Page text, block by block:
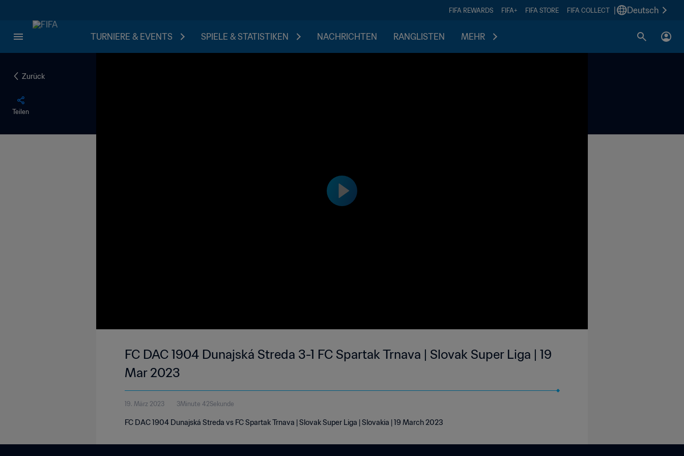
FIFA REWARDS FIFA+ FIFA STORE FIFA COLLECT Deutsch
TURNIERE & EVENTS SPIELE & STATISTIKEN NACHRICHTEN RANGLISTEN MEHR
Zurück
Teilen
FC DAC 1904 Dunajská Streda 3-1 FC Spartak Trnava | Slovak Super Liga | 19
Mar 2023
19. März 2023 3Minute 42Sekunde
FC DAC 1904 Dunajská Streda vs FC Spartak Trnava | Slovak Super Liga | Slovakia | 19 March 2023